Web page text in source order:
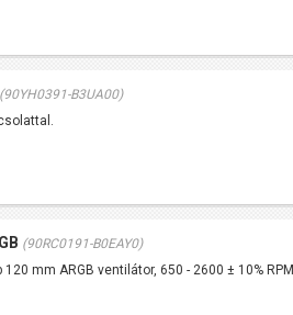
(90YH0391-B3UA00)
(90RC0191-B0EAY0)
mm ARGB ventilátor, 650 - 2600 ± 10% RPM